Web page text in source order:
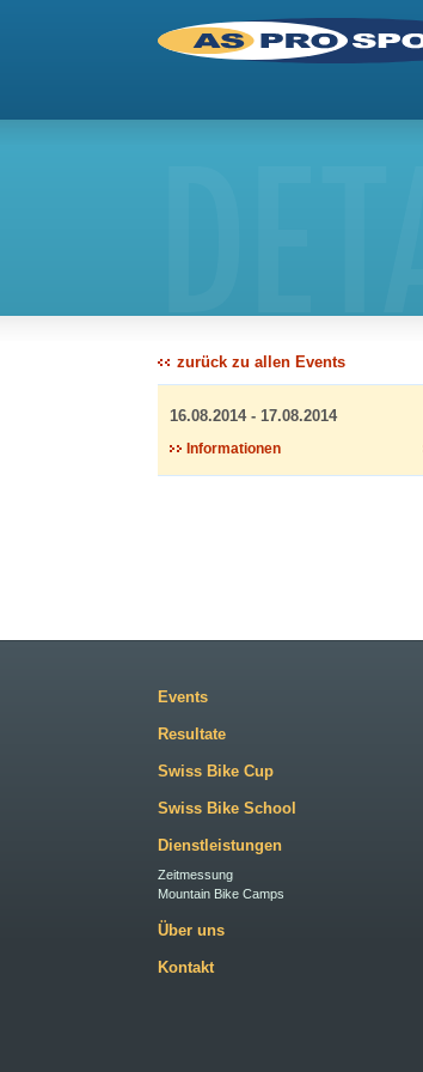
zurück zu allen Events
16.08.2014 - 17.08.2014
Informationen
Events
Resultate
Swiss Bike Cup
Swiss Bike School
Dienstleistungen
Zeitmessung
Mountain Bike Camps
Über uns
Kontakt